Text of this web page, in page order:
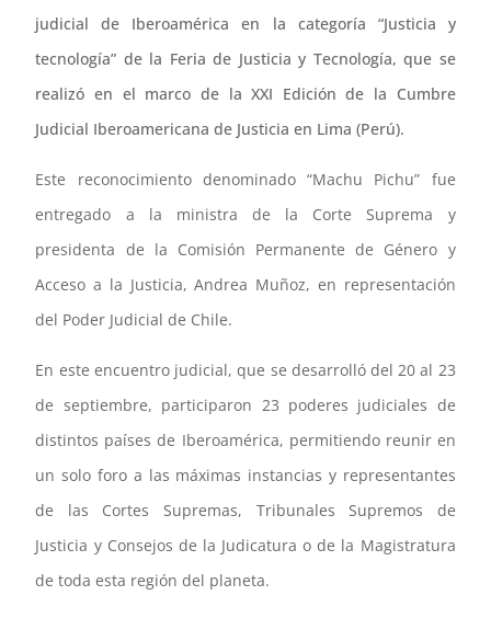
judicial de Iberoamérica en la categoría “Justicia y
tecnología” de la Feria de Justicia y Tecnología, que se
realizó en el marco de la XXI Edición de la Cumbre
Judicial Iberoamericana de Justicia en Lima (Perú).
Este reconocimiento denominado “Machu Pichu” fue
entregado a la ministra de la Corte Suprema y
presidenta de la Comisión Permanente de Género y
Acceso a la Justicia, Andrea Muñoz, en representación
del Poder Judicial de Chile.
En este encuentro judicial, que se desarrolló del 20 al 23
de septiembre, participaron 23 poderes judiciales de
distintos países de Iberoamérica, permitiendo reunir en
un solo foro a las máximas instancias y representantes
de las Cortes Supremas, Tribunales Supremos de
Justicia y Consejos de la Judicatura o de la Magistratura
de toda esta región del planeta.